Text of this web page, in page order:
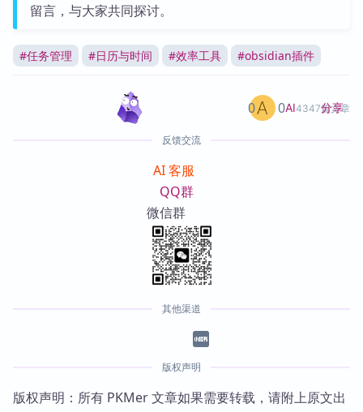
留言，与大家共同探讨。
#任务管理 #日历与时间 #效率工具 #obsidian插件
AI4347篇文章
0 0 分享
反馈交流
AI 客服
QQ群
微信群
其他渠道
版权声明
版权声明：所有 PKMer 文章如果需要转载，请附上原文出